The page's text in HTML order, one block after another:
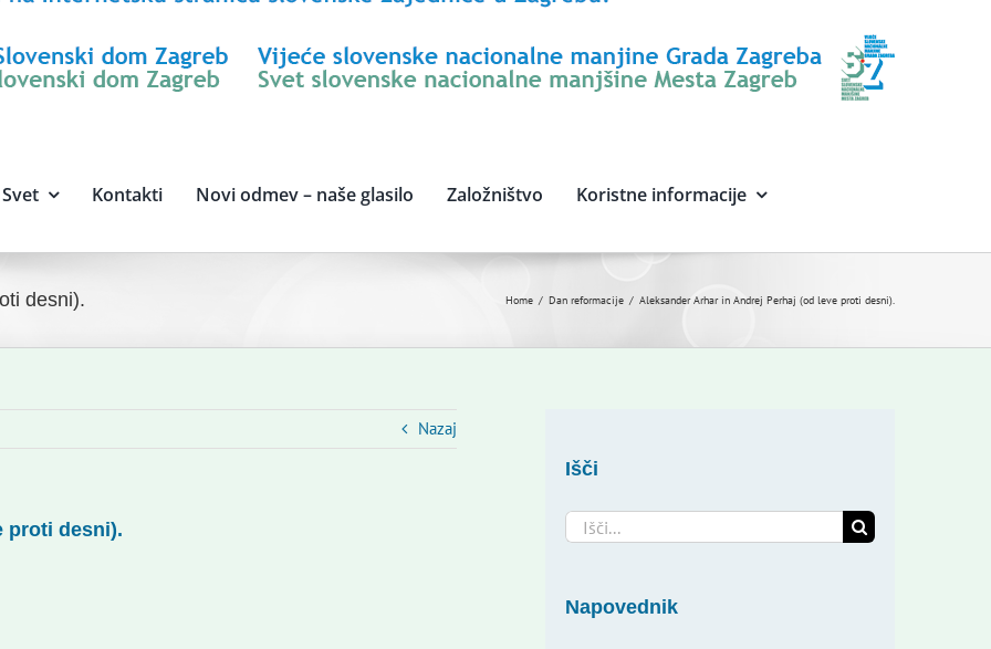
Svet Kontakti Novi odmev – naše glasilo Založništvo Koristne informacije
desni). Home Dan reformacije Aleksander Arhar in Andrej Perhaj (od leve proti desni).
Nazaj
proti desni).
Išči
Search
for:
Napovednik